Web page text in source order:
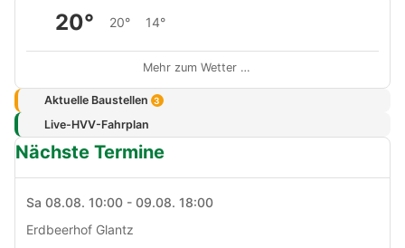
20° 20° 14°
Mehr zum Wetter …
Aktuelle Baustellen 3
Live-HVV-Fahrplan
Nächste Termine
Sa 08.08. 10:00 - 09.08. 18:00
Erdbeerhof Glantz